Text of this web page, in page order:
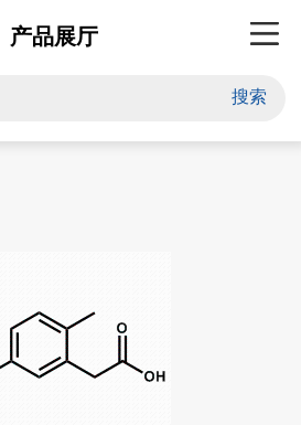
产品展厅
搜索